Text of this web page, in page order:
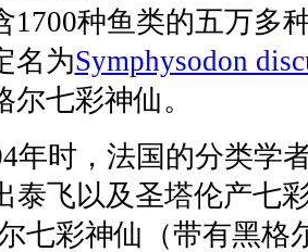
1700种鱼类的五万多
名为Symphysodon
七彩神仙。
时，法国的分类学者
泰飞以及圣塔伦产七
七彩神仙（带有黑格